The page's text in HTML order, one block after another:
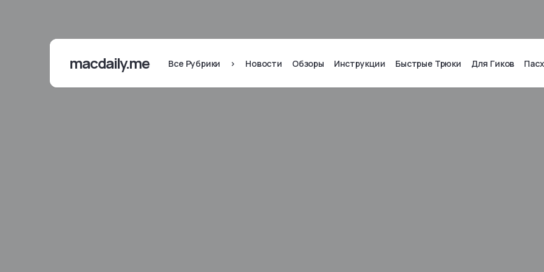
macdaily.me Все Рубрики > Новости Обзоры Инструкции Быстрые Трюки Для Гиков